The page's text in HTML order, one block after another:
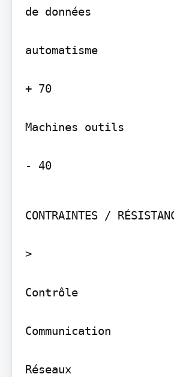
de données
automatisme
+ 70
Machines outils
- 40
CONTRAINTES /
>
Contrôle
Communication
Réseaux